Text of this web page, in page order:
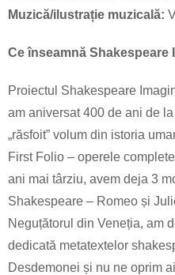
Muzică/ilustrație muzicală:
Ce înseamnă Shakespeare
Proiectul Shakespeare
am aniversat 400 de ani de
„răsfoit” volum din istoria
First Folio – operele
ani mai târziu, avem deja 3
Shakespeare – Romeo și
Neguțătorul din Veneția, am
dedicată metatextelor
Desdemonei și nu ne oprim